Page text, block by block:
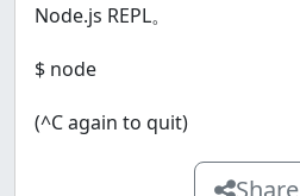
Node.js REPL。
$ node
(^C again to quit)
Share